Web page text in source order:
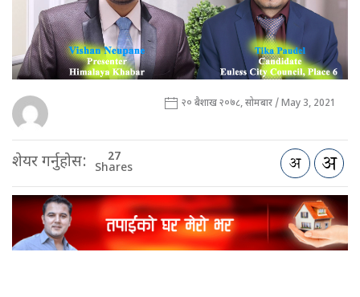
२० बैशाख २०७८, सोमबार / May 3, 2021
शेयर गर्नुहोस: 27
Shares